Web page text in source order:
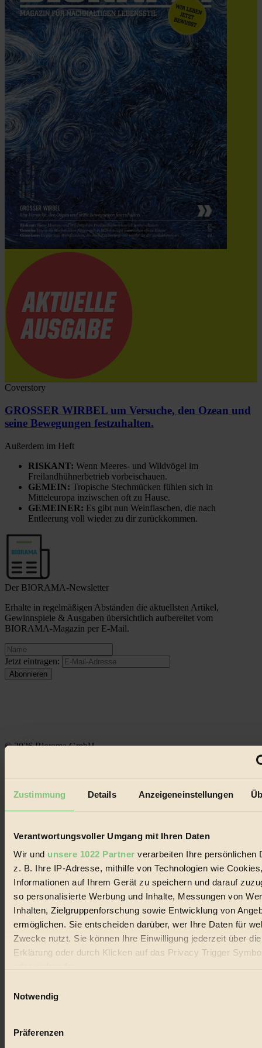
Zustimmung Details Anzeigeneinstellungen
Verantwortungsvoller Umgang mit Ihren Daten
Wir und unsere 1022 Partner verarbeiten Ihre persönlichen
z. B. Ihre IP-Adresse, mithilfe von Technologien wie
Informationen auf Ihrem Gerät zu speichern und darauf
so personalisierte Werbung und Inhalte, Messungen von
Inhalten, Zielgruppenforschung sowie Entwicklung von
ermöglichen. Sie entscheiden darüber, wer Ihre Daten für
Zwecke nutzt. Sie können Ihre Einwilligung jederzeit über
Erklärung oder durch Klicken auf das Privacy Trigger
Wenn Sie es erlauben, würden wir auch gerne:
Ihr Gerät durch aktives Scannen nach bestimmten
Notwendig
Präferenzen
Coverstory
GROSSER WIRBEL um Versuche, den Ozean und
seine Bewegungen festzuhalten.
Außerdem im Heft
RISKANT: Wenn Meeres- und Wildvögel im
Freilandhühnerbetrieb vorbeischauen.
GEMEIN: Tropische Stechmücken fühlen sich in
Mitteleuropa inziwschen oft zu Hause.
GEMEINER: Es gibt nun Weinflaschen, die nach
Entleerung voll wieder zu dir zurückkommen.
Der BIORAMA-Newsletter
Erhalte in regelmäßigen Abständen die aktuellsten Artikel,
Gewinnspiele & Ausgaben übersichtlich aufbereitet vom
BIORAMA-Magazin per E-Mail.
Jetzt eintragen:
© 2026 Biorama GmbH
Datenschutz
Handels mit Bioprodukten, des Fair-Trade sowie der Branche
alternativer Energien.
Social Media
22.601 Fans auf Facebook
Folge uns auf Instagram
Themen
Bio
#
Vegan